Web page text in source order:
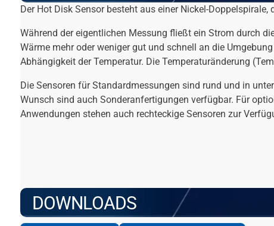
Der Hot Disk Sensor besteht aus einer Nickel-
Während der eigentlichen Messung fließt ein Strom durch
Wärme mehr oder weniger gut und schnell an die
Abhängigkeit der Temperatur. Die Temperaturänderung
Die Sensoren für Standardmessungen sind rund und in
Wunsch sind auch Sonderanfertigungen verfügbar. Für
Anwendungen stehen auch rechteckige Sensoren zur
DOWNLOADS